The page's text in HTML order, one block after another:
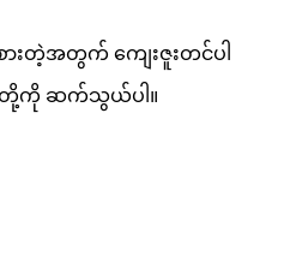
ားတဲ့အတွက် ကျေးဇူးတင်ပါ
တို့ကို ဆက်သွယ်ပါ။